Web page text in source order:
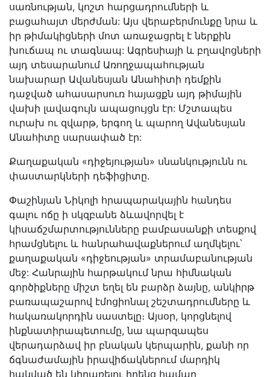
սառնության, կոշտ հարցադրումների և
բացահայտ մերժման: Այս վերաբերմունքը նրա և
իր թիմակիցների մոտ առաջացրել է ներքին
խուճապ ու տագնապ: Ագրեսիայի և բղավոցների
այդ տեսարանում Առողջապահության
նախարար Ավանեսյան Անահիտի դեմքին
դաջված ահասարսուռ հայացքն այդ թիմային
վախի լավագույն ապացույցն էր: Մշտապես
ուրախ ու զվարթ, երգող և պարող Ավանեսյան
Անահիտը սարսափած էր:
Քաղաքական «դիջեյության» սնանկությունն ու
փաստարկների դեֆիցիտը.
Փաշինյան Նիկոլի հրապարակային հանդես
գալու ոճը ի սկզբանե ձևավորվել է
կիսաճշմարտությունները բամբասանքի տեսքով
հրամցնելու և հանրահավաքներում աղմկելու՝
քաղաքական «դիջեության» տրամաբանության
մեջ: Հանրային հարթակում նրա հիմնական
գործիքները միշտ եղել են բարձր ձայնը, անկիրթ
բառապաշարով էմոցիոնալ շեշտադրումները և
հակառակորդին սաստելը։ Այսօր, կորցնելով
ինքնատիրապետումը, նա պարզապես
վերադարձավ իր բնական կերպարին, քանի որ
ճգնաժամային իրավիճակներում մարդիկ
հակված են կիրառելու իրենց համար